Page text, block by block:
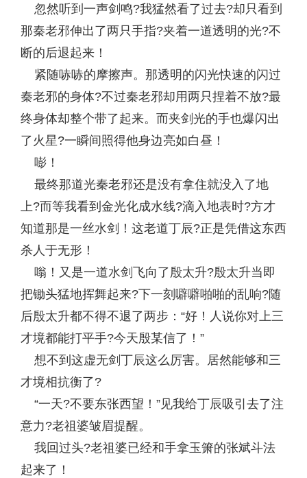
忽然听到一声剑鸣?我猛然看了过去?却只看到
那秦老邪伸出了两只手指?夹着一道透明的光?不
断的后退起来！
紧随哧哧的摩擦声。那透明的闪光快速的闪过
秦老邪的身体?不过秦老邪却用两只捏着不放?最
终身体却整个带了起来。而夹剑光的手也爆闪出
了火星?一瞬间照得他身边亮如白昼！
嘭！
最终那道光秦老邪还是没有拿住就没入了地
上?而等我看到金光化成水线?滴入地表时?方才
知道那是一丝水剑！这老道丁辰?正是凭借这东西
杀人于无形！
嗡！又是一道水剑飞向了殷太升?殷太升当即
把锄头猛地挥舞起来?下一刻噼噼啪啪的乱响?随
后殷太升都不得不退了两步：“好！人说你对上三
才境都能打平手?今天殷某信了！”
想不到这虚无剑丁辰这么厉害。居然能够和三
才境相抗衡了?
“一天?不要东张西望！”见我给丁辰吸引去了注
意力?老祖婆皱眉提醒。
我回过头?老祖婆已经和手拿玉箫的张斌斗法
起来了！